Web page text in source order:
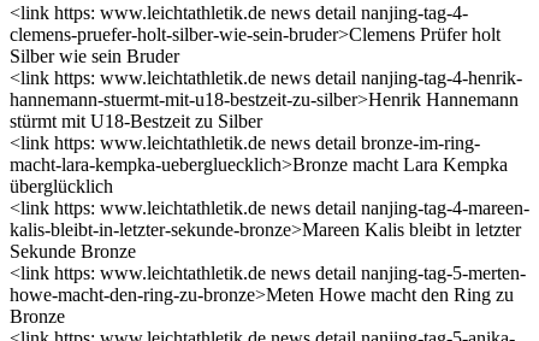
<link https: www.leichtathletik.de news detail nanjing-tag-4-
clemens-pruefer-holt-silber-wie-sein-bruder>Clemens Prüfer holt
Silber wie sein Bruder
<link https: www.leichtathletik.de news detail nanjing-tag-4-henrik-
hannemann-stuermt-mit-u18-bestzeit-zu-silber>Henrik Hannemann
stürmt mit U18-Bestzeit zu Silber
<link https: www.leichtathletik.de news detail bronze-im-ring-
macht-lara-kempka-uebergluecklich>Bronze macht Lara Kempka
überglücklich
<link https: www.leichtathletik.de news detail nanjing-tag-4-mareen-
kalis-bleibt-in-letzter-sekunde-bronze>Mareen Kalis bleibt in letzter
Sekunde Bronze
<link https: www.leichtathletik.de news detail nanjing-tag-5-merten-
howe-macht-den-ring-zu-bronze>Meten Howe macht den Ring zu
Bronze